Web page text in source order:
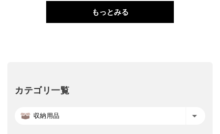
もっとみる
カテゴリ一覧
収納用品